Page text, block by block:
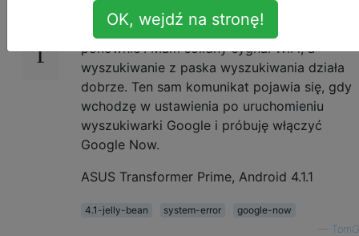
Początek, pojawia się komunikat „Błąd sieci.
Sprawdź połączenia sieciowe i spróbuj
ponownie”. Mam solidny sygnał WiFi, a
wyszukiwanie z paska wyszukiwania działa
dobrze. Ten sam komunikat pojawia się, gdy
wchodzę w ustawienia po uruchomieniu
wyszukiwarki Google i próbuję włączyć
Google Now.
ASUS Transformer Prime, Android 4.1.1
4.1-jelly-bean system-error
google-now
TomG
OK, wejdź na stronę!